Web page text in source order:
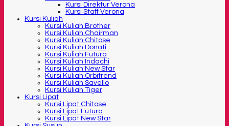
Kursi Direktur Verona
Kursi Staff Verona
Kursi Kuliah
Kursi Kuliah Brother
Kursi Kuliah Chairman
Kursi Kuliah Chitose
Kursi Kuliah Donati
Kursi Kuliah Futura
Kursi Kuliah Indachi
Kursi Kuliah New Star
Kursi Kuliah Orbitrend
Kursi Kuliah Savello
Kursi Kuliah Tiger
Kursi Lipat
Kursi Lipat Chitose
Kursi Lipat Futura
Kursi Lipat New Star